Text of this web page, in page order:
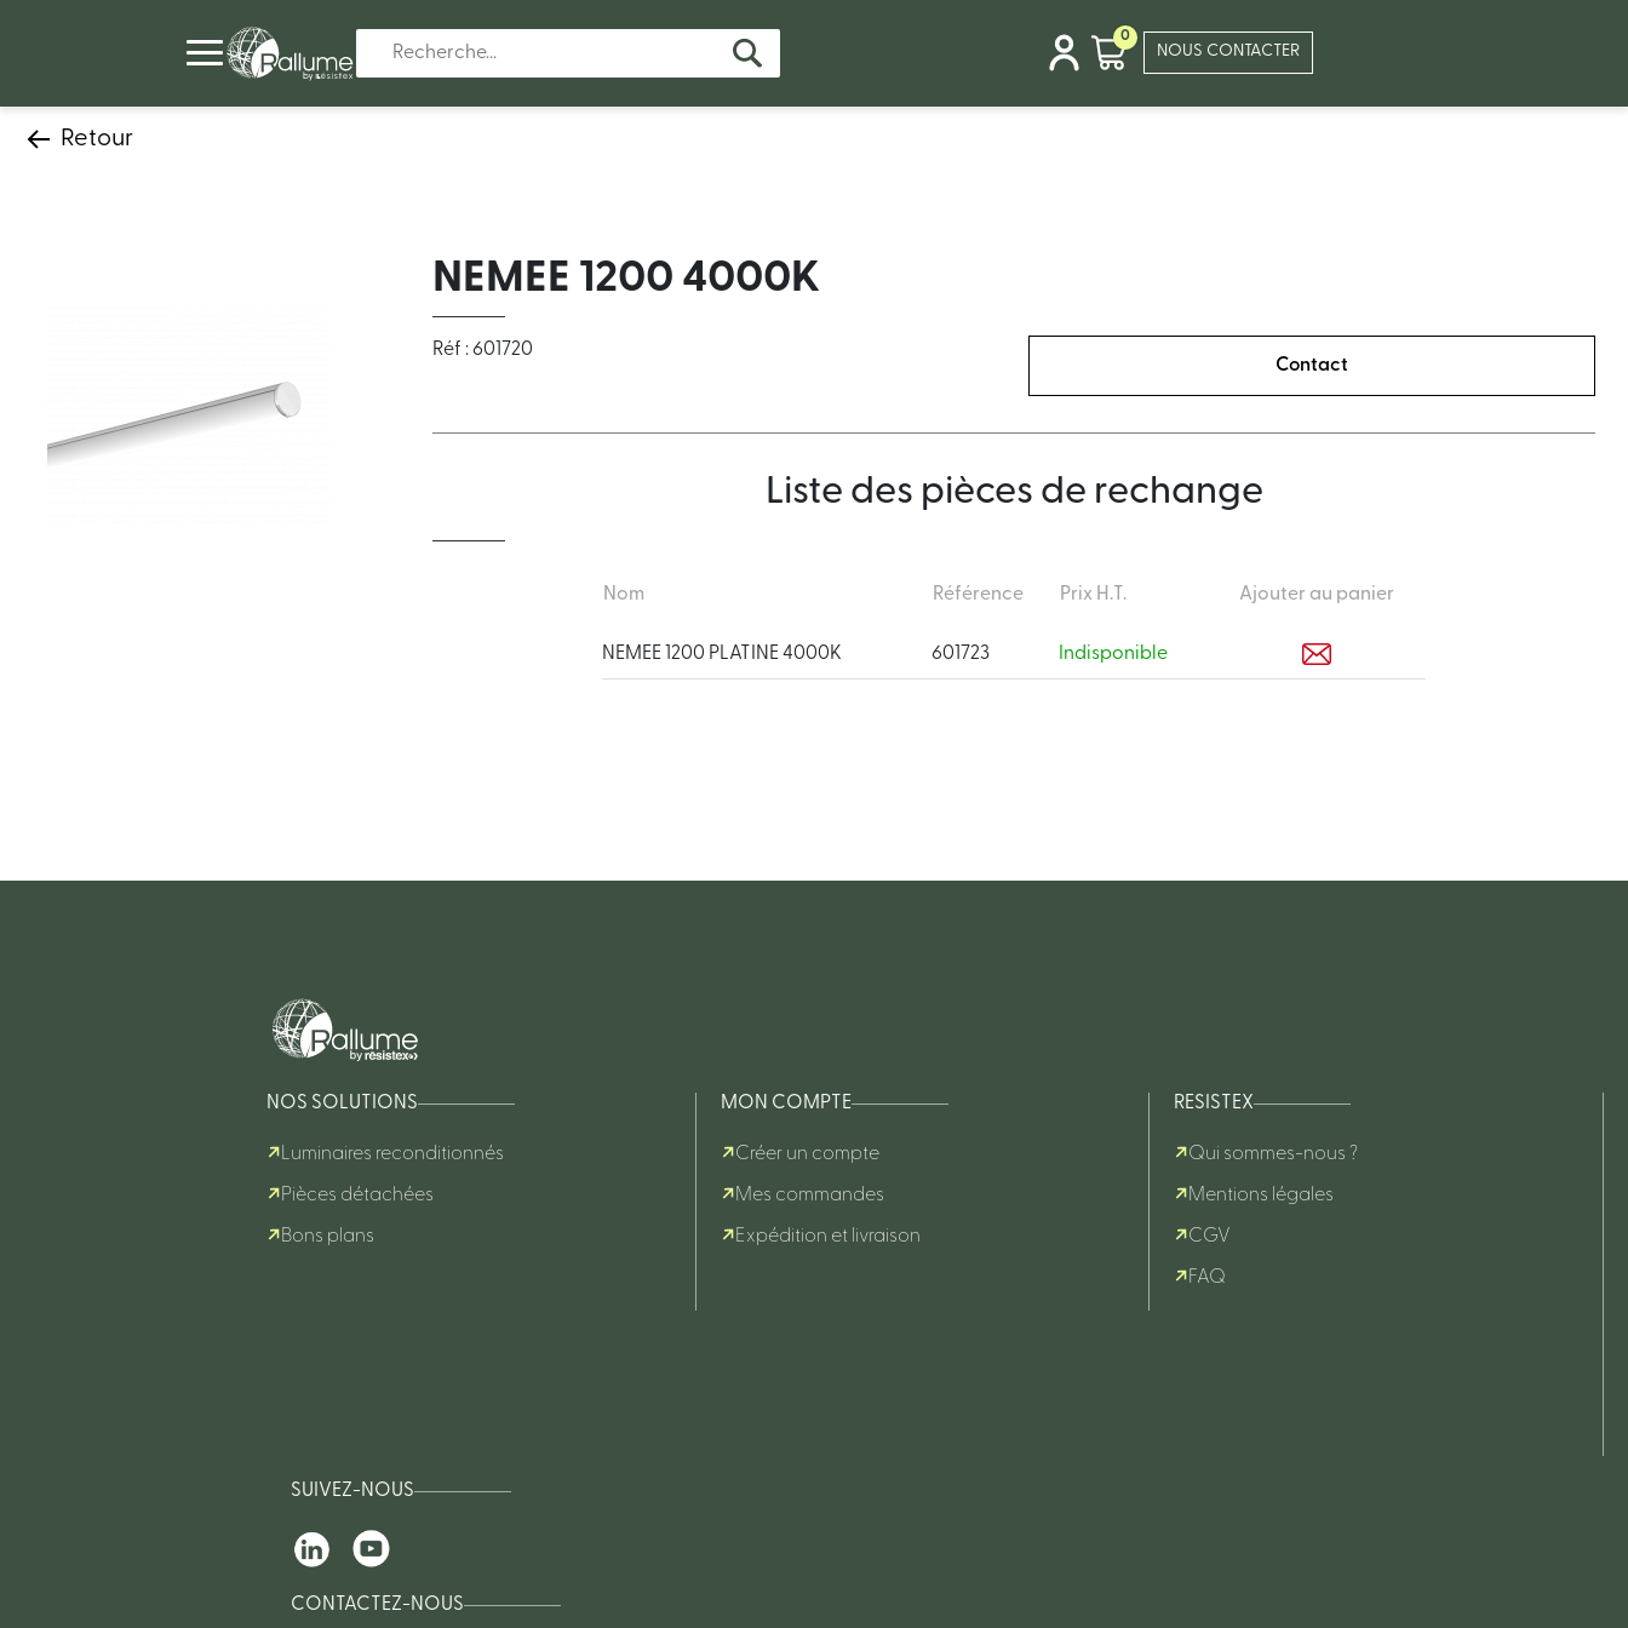
0
NOUS CONTACTER
Retour
NEMEE 1200 4000K
Réf : 601720
Contact
Liste des pièces de rechange
Nom Référence Prix H.T. Ajouter au panier
NEMEE 1200 PLATINE 4000K 601723 Indisponible
NOS SOLUTIONS
Luminaires reconditionnés
Pièces détachées
Bons plans
MON COMPTE
Créer un compte
Mes commandes
Expédition et livraison
RESISTEX
Qui sommes-nous ?
Mentions légales
CGV
FAQ
SUIVEZ-NOUS
CONTACTEZ-NOUS